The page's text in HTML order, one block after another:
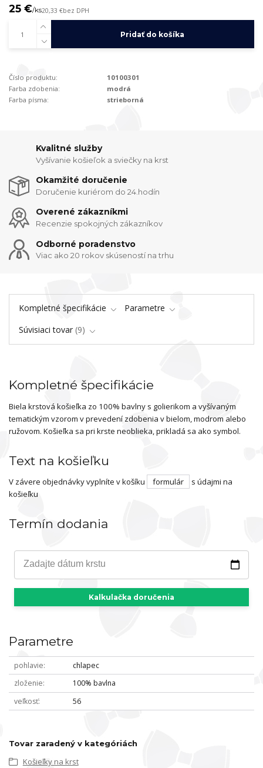
25 €/ks20,33 €bez DPH
Pridať do košíka
Číslo produktu:
10100301
Farba zdobenia:
modrá
Farba písma:
strieborná
Kvalitné služby
Vyšívanie košieľok a sviečky na krst
Okamžité doručenie
Doručenie kuriérom do 24.hodín
Overené zákazníkmi
Recenzie spokojných zákazníkov
Odborné poradenstvo
Viac ako 20 rokov skúseností na trhu
Kompletné špecifikácie
Parametre
Súvisiaci tovar 9
Kompletné špecifikácie
Biela krstová košieľka zo 100% bavlny s golierikom a vyšívaným
tematickým vzorom v prevedení zdobenia v bielom, modrom alebo
ružovom. Košieľka sa pri krste neoblieka, prikladá sa ako symbol.
Text na košieľku
V závere objednávky vyplníte v košíku formulár
s údajmi na
košieľku
Termín dodania
Zadajte dátum krstu
Kalkulačka doručenia
Parametre
pohlavie
chlapec
zloženie
100% bavlna
veľkosť
56
Tovar zaradený v kategóriách
Košieľky na krst